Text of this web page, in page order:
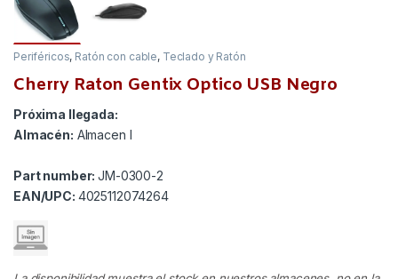
Periféricos, Ratón con cable, Teclado y Ratón
Cherry Raton Gentix Optico USB Negro
Próxima llegada:
Almacén: Almacen I
Part number:JM-0300-2
EAN/UPC: 4025112074264